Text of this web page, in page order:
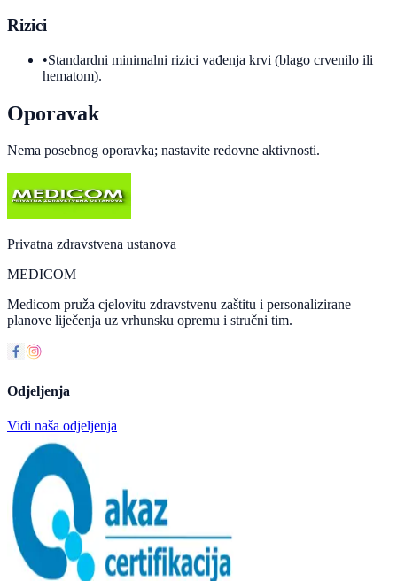
Rizici
•Standardni minimalni rizici vađenja krvi (blago crvenilo ili
hematom).
Oporavak
Nema posebnog oporavka; nastavite redovne aktivnosti.
Privatna zdravstvena ustanova
MEDICOM
Medicom pruža cjelovitu zdravstvenu zaštitu i personalizirane
planove liječenja uz vrhunsku opremu i stručni tim.
Odjeljenja
Vidi naša odjeljenja